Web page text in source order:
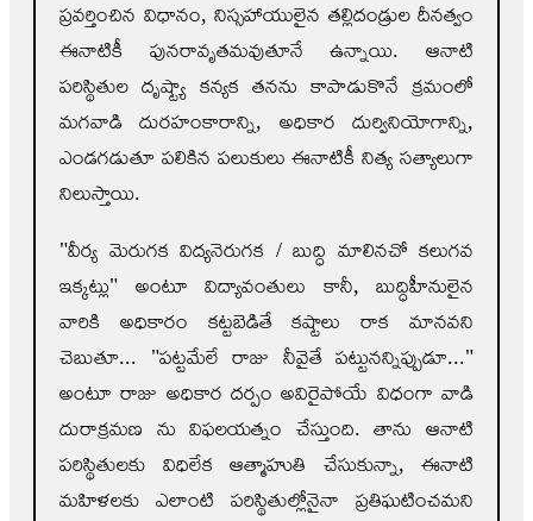
ప్రవర్తించిన విధానం, నిస్సహాయులైన తల్లిదండ్రుల దీనత్వం
ఈనాటికీ పునరావృతమవుతూనే ఉన్నాయి. ఆనాటి
పరిస్థితుల దృష్ట్యా కన్యక తనను కాపాడుకొనే క్రమంలో
మగవాడి దురహంకారాన్ని, అధికార దుర్వినియోగాన్ని,
ఎండగడుతూ పలికిన పలుకులు ఈనాటికీ నిత్య సత్యాలుగా
నిలుస్తాయి.
"వీర్య మెరుగక విద్యనెరుగక / బుద్ధి మాలినచో కలుగవ
ఇక్కట్లు" అంటూ విద్యావంతులు కానీ, బుద్ధిహీనులైన
వారికి అధికారం కట్టబెడితే కష్టాలు రాక మానవని
చెబుతూ... "పట్టమేలే రాజు నీవైతే పట్టునన్నిప్పుడూ..."
అంటూ రాజు అధికార దర్పం అవిరైపోయే విధంగా వాడి
దురాక్రమణ ను విఫలయత్నం చేస్తుంది. తాను ఆనాటి
పరిస్థితులకు విధిలేక ఆత్మాహుతి చేసుకున్నా, ఈనాటి
మహిళలకు ఎలాంటి పరిస్థితుల్లోనైనా ప్రతిఘటించమని